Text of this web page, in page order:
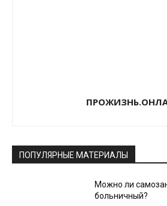
ПОПУЛЯРНЫЕ МАТЕРИАЛЫ
Можно ли
больничный?